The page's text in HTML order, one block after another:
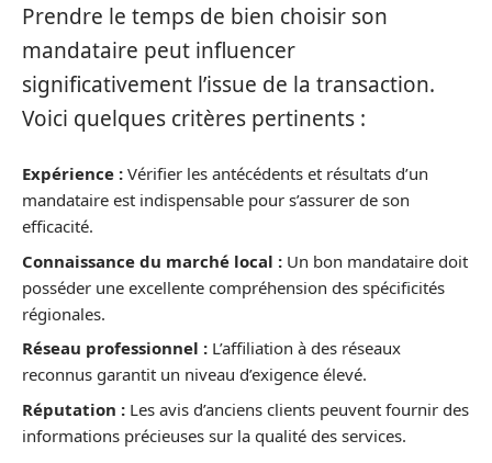
Prendre le temps de bien choisir son
mandataire peut influencer
significativement l’issue de la transaction.
Voici quelques critères pertinents :
Expérience : Vérifier les antécédents et résultats d’un
mandataire est indispensable pour s’assurer de son
efficacité.
Connaissance du marché local : Un bon mandataire doit
posséder une excellente compréhension des spécificités
régionales.
Réseau professionnel : L’affiliation à des réseaux
reconnus garantit un niveau d’exigence élevé.
Réputation : Les avis d’anciens clients peuvent fournir des
informations précieuses sur la qualité des services.